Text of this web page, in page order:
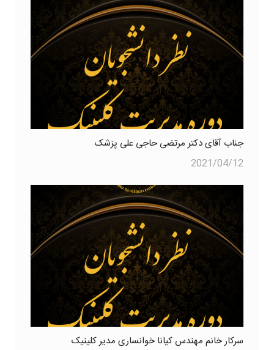
جناب آقای دکتر مرتضی حاجی علی پزشک
2021/04/12
سرکار خانم مهندس کیانا خوانساری مدیر کلینیک